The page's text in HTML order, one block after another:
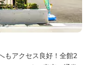
もアクセス良好！全館2